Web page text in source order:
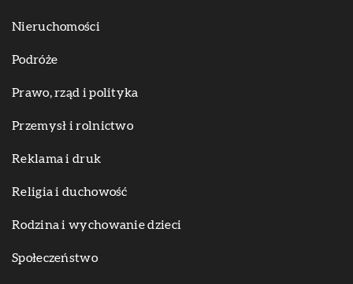
Nieruchomości
Podróże
Prawo, rząd i polityka
Przemysł i rolnictwo
Reklama i druk
Religia i duchowość
Rodzina i wychowanie dzieci
Społeczeństwo